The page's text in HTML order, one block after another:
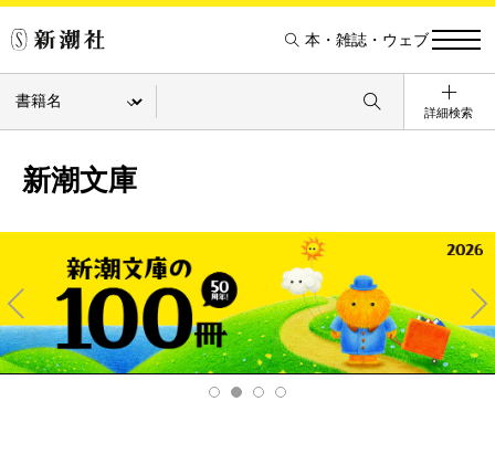
本・雑誌・ウェブ
詳細検索
新潮文庫
Pre
v
Ne
xt